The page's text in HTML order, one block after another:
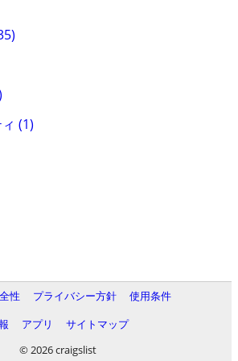
(1)
性 プライバシー方針
使用条件
アプリ
サイトマップ
© 2026 craigslist